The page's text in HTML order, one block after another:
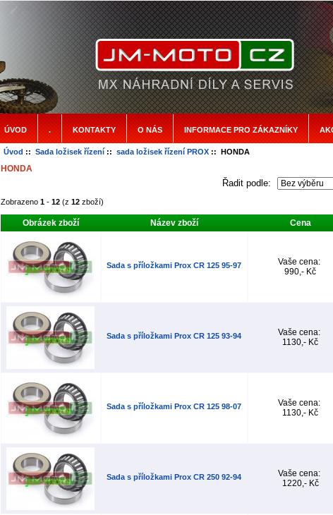
ÚVOD . KONTAKTY O NÁS INFORMACE PRO ZÁKAZNÍKY
Úvod :: Sada ložisek řízení:: sada ložisek řízení PROX:: HONDA
HONDA
Řadit podle:
Zobrazeno 1- 12(z 12zboží)
Obrázek zboží Název zboží Cena
Sada s příložkami Prox CR 125 95-97
Vaše cena:
990,- Kč
Sada s příložkami Prox CR 125 93-94
Vaše cena:
1130,- Kč
Sada s příložkami Prox CR 125 98-07
Vaše cena:
1130,- Kč
Sada s příložkami Prox CR 250 92-94
Vaše cena:
1220,- Kč